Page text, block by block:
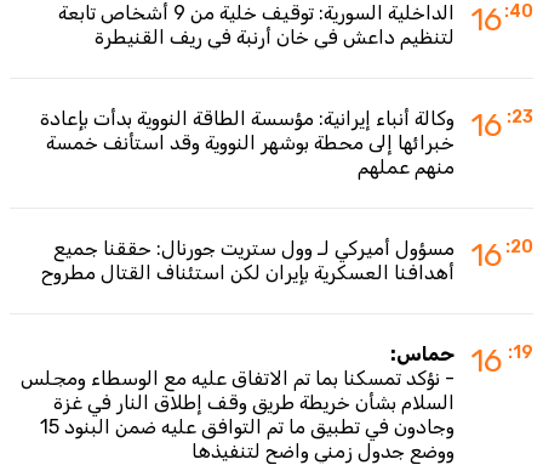
16:40
الداخلية السورية: توقيف خلية من 9 أشخاص تابعة
لتنظيم داعش في خان أرنبة في ريف القنيطرة
16 :23
وكالة أنباء إيرانية: مؤسسة الطاقة النووية بدأت بإعادة
خبرائها إلى محطة بوشهر النووية وقد استأنف خمسة
منهم عملهم
16 :20
مسؤول أميركي لـ وول ستريت جورنال: حققنا جميع
أهدافنا العسكرية بإيران لكن استئناف القتال مطروح
16 :19
حماس:
- نؤكد تمسكنا بما تم الاتفاق عليه مع الوسطاء ومجلس
السلام بشأن خريطة طريق وقف إطلاق النار في غزة
وجادون في تطبيق ما تم التوافق عليه ضمن البنود 15
ووضع جدول زمني واضح لتنفيذها